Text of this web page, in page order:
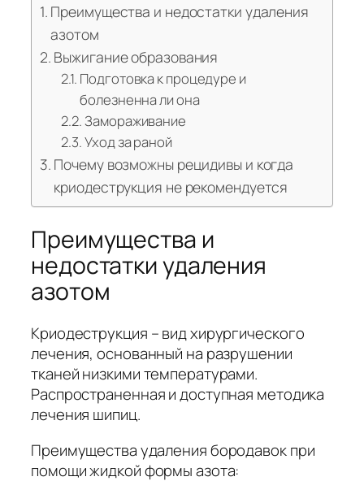
Преимущества и недостатки удаления
азотом
Выжигание образования
Подготовка к процедуре и
болезненна ли она
Замораживание
Уход за раной
Почему возможны рецидивы и когда
криодеструкция не рекомендуется
Преимущества и
недостатки удаления
азотом
Криодеструкция – вид хирургического
лечения, основанный на разрушении
тканей низкими температурами.
Распространенная и доступная методика
лечения шипиц.
Преимущества удаления бородавок при
помощи жидкой формы азота: